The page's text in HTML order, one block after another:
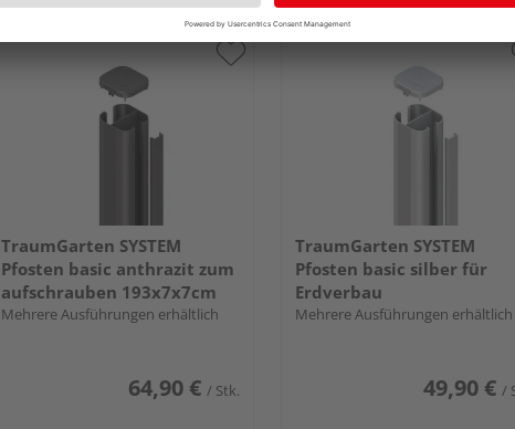
TraumGarten SYSTEM
Pfosten basic anthrazit zum
aufschrauben 193x7x7cm
Mehrere Ausführungen erhältlich
64,90 € / Stk.
TraumGarten SYSTEM
Pfosten basic silber für
Erdverbau
Mehrere Ausführungen erhältlich
49,90 € /